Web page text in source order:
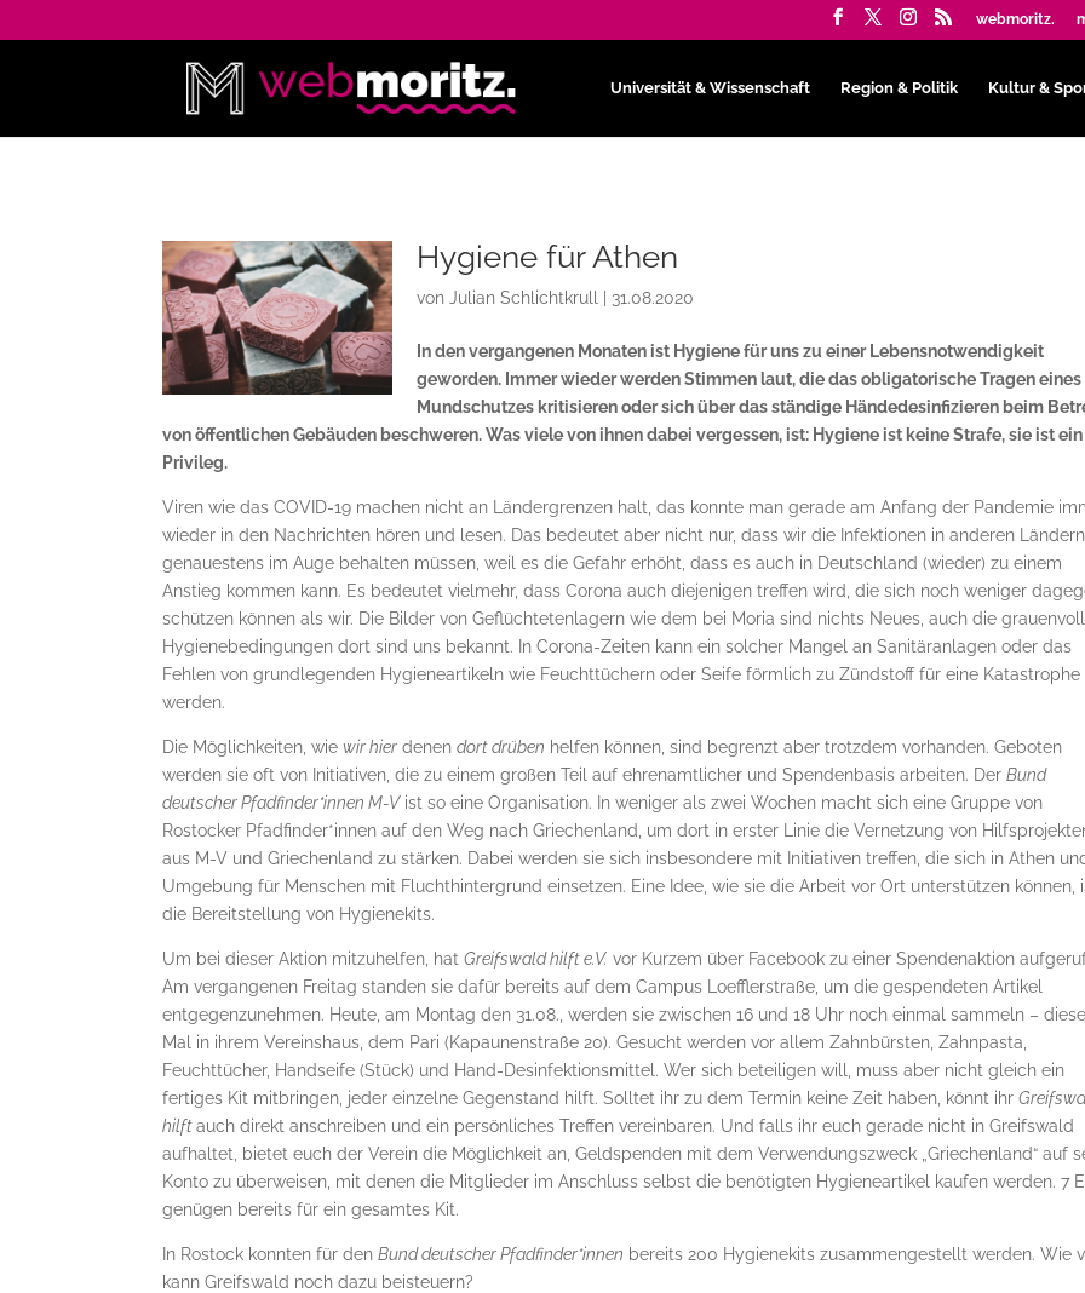
webmoritz.
Universität & Wissenschaft Region & Politik Kultur &
Hygiene für Athen
vonJulian Schlichtkrull 31.08.2020
In den vergangenen Monaten ist Hygiene für uns zu einer Lebensnotwendigkeit
geworden. Immer wieder werden Stimmen laut, die das obligatorische Tragen eines
Mundschutzes kritisieren oder sich über das ständige Händedesinfizieren beim
von öffentlichen Gebäuden beschweren. Was viele von ihnen dabei vergessen, ist: Hygiene ist keine Strafe, sie ist ein
Privileg.
Viren wie das COVID-19 machen nicht an Ländergrenzen halt, das konnte man gerade am Anfang der Pandemie
wieder in den Nachrichten hören und lesen. Das bedeutet aber nicht nur, dass wir die Infektionen in anderen Ländern
genauestens im Auge behalten müssen, weil es die Gefahr erhöht, dass es auch in Deutschland (wieder) zu einem
Anstieg kommen kann. Es bedeutet vielmehr, dass Corona auch diejenigen treffen wird, die sich noch weniger
schützen können als wir. Die Bilder von Geflüchtetenlagern wie dem bei Moria sind nichts Neues, auch die
Hygienebedingungen dort sind uns bekannt. In Corona-Zeiten kann ein solcher Mangel an Sanitäranlagen oder das
Fehlen von grundlegenden Hygieneartikeln wie Feuchttüchern oder Seife förmlich zu Zündstoff für eine Katastrophe
werden.
Die Möglichkeiten, wiewir hier denendort drüben helfen können, sind begrenzt aber trotzdem vorhanden. Geboten
werden sie oft von Initiativen, die zu einem großen Teil auf ehrenamtlicher und Spendenbasis arbeiten. DerBund
deutscher Pfadfinder*innen M-Vist so eine Organisation. In weniger als zwei Wochen macht sich eine Gruppe von
Rostocker Pfadfinder*innen auf den Weg nach Griechenland, um dort in erster Linie die Vernetzung von
aus M-V und Griechenland zu stärken. Dabei werden sie sich insbesondere mit Initiativen treffen, die sich in Athen
Umgebung für Menschen mit Fluchthintergrund einsetzen. Eine Idee, wie sie die Arbeit vor Ort unterstützen können,
die Bereitstellung von Hygienekits.
Um bei dieser Aktion mitzuhelfen, hatGreifswald hilft e.V. vor Kurzem über Facebook zu einer Spendenaktion
Am vergangenen Freitag standen sie dafür bereits auf dem Campus Loefflerstraße, um die gespendeten Artikel
entgegenzunehmen. Heute, am Montag den 31.08., werden sie zwischen 16 und 18 Uhr noch einmal sammeln –
Mal in ihrem Vereinshaus, dem Pari (Kapaunenstraße 20). Gesucht werden vor allem Zahnbürsten, Zahnpasta,
Feuchttücher, Handseife (Stück) und Hand-Desinfektionsmittel. Wer sich beteiligen will, muss aber nicht gleich ein
fertiges Kit mitbringen, jeder einzelne Gegenstand hilft. Solltet ihr zu dem Termin keine Zeit haben, könnt ihr
hilftauch direkt anschreiben und ein persönliches Treffen vereinbaren. Und falls ihr euch gerade nicht in Greifswald
aufhaltet, bietet euch der Verein die Möglichkeit an, Geldspenden mit dem Verwendungszweck „Griechenland“ auf
Konto zu überweisen, mit denen die Mitglieder im Anschluss selbst die benötigten Hygieneartikel kaufen werden. 7
genügen bereits für ein gesamtes Kit.
In Rostock konnten für denBund deutscher Pfadfinder*innen bereits 200 Hygienekits zusammengestellt werden. Wie
kann Greifswald noch dazu beisteuern?